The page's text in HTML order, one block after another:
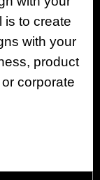
is to create
with your
product
corporate